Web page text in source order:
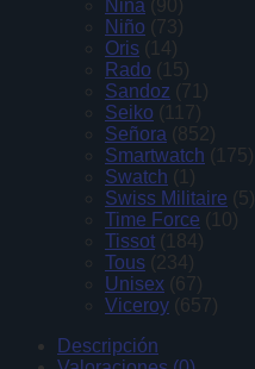
Niña (90)
Niño (73)
Oris (14)
Rado (15)
Sandoz (71)
Seiko (117)
Señora (852)
Smartwatch (175)
Swatch (1)
Swiss Militaire (5)
Time Force (10)
Tissot (184)
Tous (234)
Unisex (67)
Viceroy (657)
Descripción